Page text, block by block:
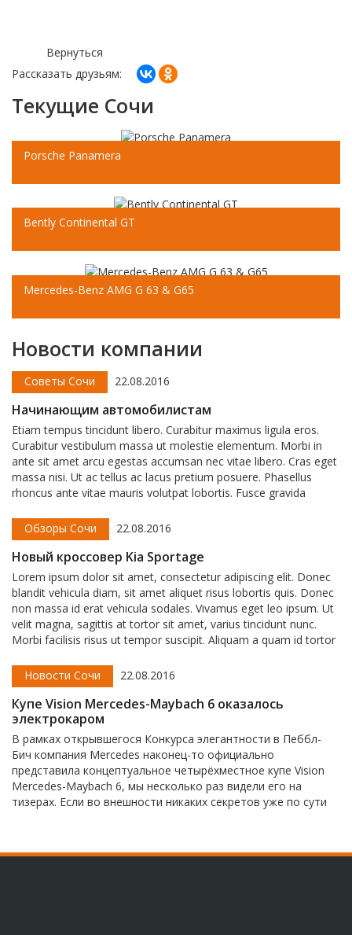
Вернуться
Рассказать друзьям:
Текущие Сочи
Porsche Panamera
Sed semper lobortis fringilla. Phasellus metus ex, rutrum
vitae mollis vel, consectetur ac ex. Nunc suscipit sapien
tortor, at facilisis augue pretium id. Sed id porttitor libero.
Nulla aliquet ac libero ut iaculis. Donec imperdiet
scelerisque augue eget cursus.
Bently Continental GT
Sed enim dui, ornare eget nisl at, viverra efficitur neque.
Aliquam vulputate neque eu sollicitudin vulputate. Donec
sapien et gravida.
Mercedes-Benz AMG G 63 & G65
Proin in posuere velit, sit amet sodales urna. Pellentesque
viverra tortor sed tincidunt consequat. Mauris sed ante velit.
Quisque pulvinar lacus non pharetra lacinia. Sed a placerat
purus.
Новости компании
Советы Сочи 22.08.2016
Начинающим автомобилистам
Etiam tempus tincidunt libero. Curabitur maximus ligula eros.
Curabitur vestibulum massa ut molestie elementum. Morbi in
ante sit amet arcu egestas accumsan nec vitae libero. Cras eget
massa nisi. Ut ac tellus ac lacus pretium posuere. Phasellus
rhoncus ante vitae mauris volutpat lobortis. Fusce gravida
non porta ipsum consequat vitae. Nulla porttitor nisi ut dui
mollis, id vehicula justo accumsan.
Обзоры Сочи 22.08.2016
Новый кроссовер Kia Sportage
Lorem ipsum dolor sit amet, consectetur adipiscing elit. Donec
blandit vehicula diam, sit amet aliquet risus lobortis quis. Donec
non massa id erat vehicula sodales. Vivamus eget leo ipsum. Ut
velit magna, sagittis at tortor sit amet, varius tincidunt nunc.
Morbi facilisis risus ut tempor suscipit. Aliquam a quam id tortor
nec, dictum ullamcorper urna.
Новости Сочи 22.08.2016
Купе Vision Mercedes-Maybach 6 оказалось
электрокаром
В рамках открывшегося Конкурса элегантности в Пеббл-
Бич компания Mercedes наконец-то официально
представила концептуальное четырёхместное купе Vision
Mercedes-Maybach 6, мы несколько раз видели его на
тизерах. Если во внешности никаких секретов уже по сути